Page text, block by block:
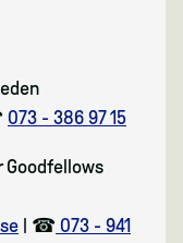
073 - 386 97 15
Goodfellows
☎ 073 - 941